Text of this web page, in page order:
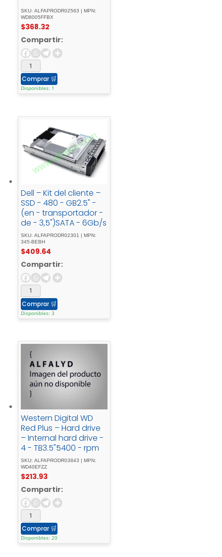
SKU: ALFAPRODR02563 | MPN:
WD8005FFBX
$368.32
Compartir:
Comprar 🛒
Disponibles: 1
Dell – Kit del cliente –
SSD - 480 - GB2.5" -
(en - transportador -
de - 3,5")SATA - 6Gb/s
SKU: ALFAPRODR02301 | MPN:
345-BEBH
$409.64
Compartir:
Comprar 🛒
Disponibles: 3
Western Digital WD
Red Plus – Hard drive
– Internal hard drive -
4 - TB3.5"5400 - rpm
SKU: ALFAPRODR03843 | MPN:
WD40EFZZ
$213.93
Compartir:
Comprar 🛒
Disponibles: 20